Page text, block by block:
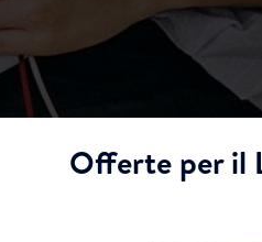
Offerte per il